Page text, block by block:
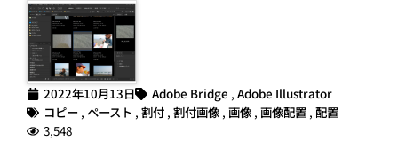
2022年10月13日 Adobe Bridge , Adobe Illustrator
コピー , ペースト , 割付 , 割付画像 , 画像 , 画像配置 , 配置
3,548